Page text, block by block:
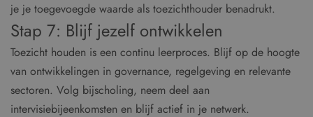
je je toegevoegde waarde als toezichthouder benadrukt.
Stap 7: Blijf jezelf ontwikkelen
Toezicht houden is een continu leerproces. Blijf op de hoogte
van ontwikkelingen in governance, regelgeving en relevante
sectoren. Volg bijscholing, neem deel aan
intervisiebijeenkomsten en blijf actief in je netwerk.